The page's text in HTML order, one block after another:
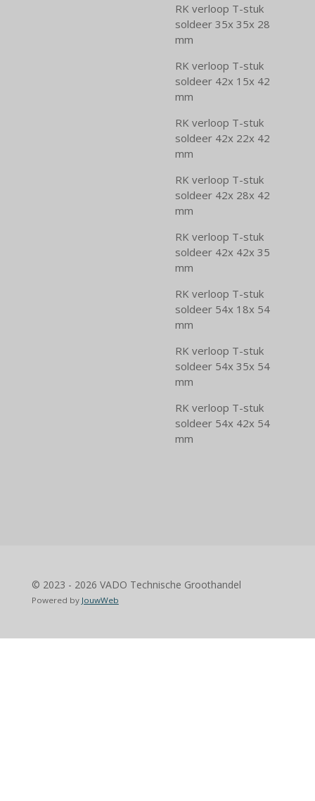
RK verloop T-stuk
soldeer 35x 35x 28
mm
RK verloop T-stuk
soldeer 42x 15x 42
mm
RK verloop T-stuk
soldeer 42x 22x 42
mm
RK verloop T-stuk
soldeer 42x 28x 42
mm
RK verloop T-stuk
soldeer 42x 42x 35
mm
RK verloop T-stuk
soldeer 54x 18x 54
mm
RK verloop T-stuk
soldeer 54x 35x 54
mm
RK verloop T-stuk
soldeer 54x 42x 54
mm
© 2023 - 2026 VADO Technische Groothandel
Powered by JouwWeb